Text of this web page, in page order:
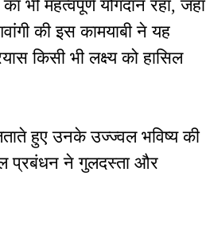
भी महत्वपूर्ण योगदान रहा, जहां
की इस कामयाबी ने यह
किसी भी लक्ष्य को हासिल
हुए उनके उज्ज्वल भविष्य की
प्रबंधन ने गुलदस्ता और